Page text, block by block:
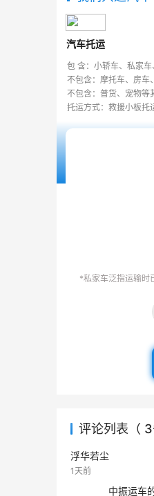
汽车托运
包 含：小轿车、私家
不包含：摩托车、房车
不包含：普货、宠物等
托运方式：救援小板托
*私家车泛指运输时
评论列表（ 3
浮华若尘
1天前
中振运车